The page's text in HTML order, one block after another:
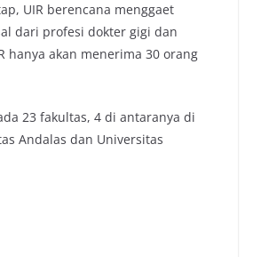
UIR berencana menggaet
dari profesi dokter gigi dan
hanya akan menerima 30 orang
23 fakultas, 4 di antaranya di
Andalas dan Universitas